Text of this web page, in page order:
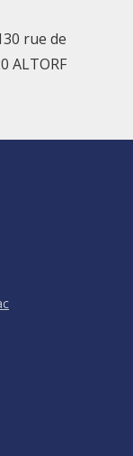
rue de
ALTORF